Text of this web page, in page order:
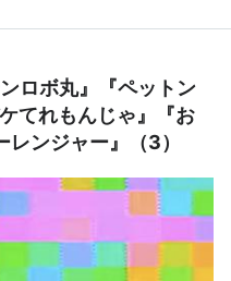
ロボ丸』『ペットン
てれもんじゃ』『お
ンジャー』（3）